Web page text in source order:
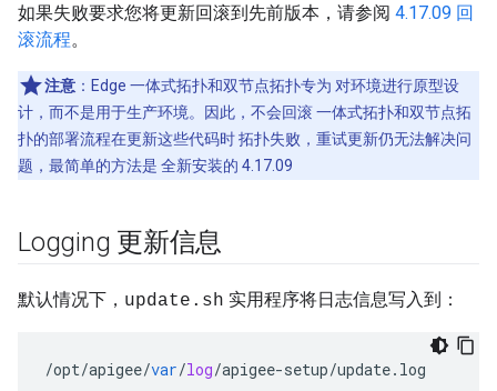
如果失败要求您将更新回滚到先前版本，请参阅 4.17.09 回
滚流程。
注意 ：Edge 一体式拓扑和双节点拓扑专为 对环境进行原型设
计，而不是用于生产环境。因此，不会回滚 一体式拓扑和双节点拓
扑的部署流程在更新这些代码时 拓扑失败，重试更新仍无法解决问
题，最简单的方法是 全新安装的 4.17.09
Logging 更新信息
默认情况下， update.sh 实用程序将日志信息写入到：
/opt/apigee/var/log/apigee-setup/update. log